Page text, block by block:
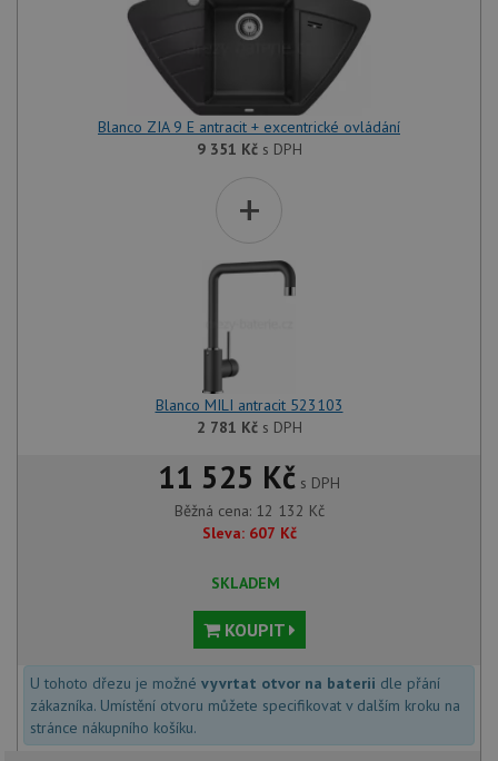
Blanco ZIA 9 E antracit + excentrické ovládání
9 351 Kčs DPH
+
Blanco MILI antracit 523103
2 781 Kčs DPH
11 525 Kč s DPH
Běžná cena: 12 132 Kč
Sleva: 607 Kč
SKLADEM
KOUPIT
U tohoto dřezu je možné vyvrtat otvor na baterii dle přání
zákazníka. Umístění otvoru můžete specifikovat v dalším kroku na
stránce nákupního košíku.